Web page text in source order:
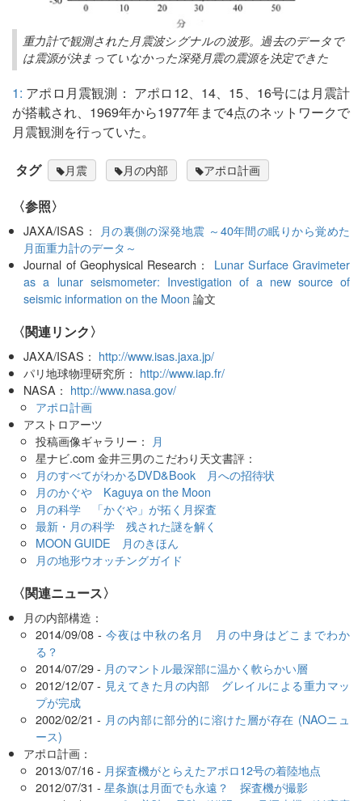
重力計で観測された月震波シグナルの波形。過去のデータで
は震源が決まっていなかった深発月震の震源を決定できた
1: アポロ月震観測： アポロ12、14、15、16号には月震計
が搭載され、1969年から1977年まで4点のネットワークで
月震観測を行っていた。
タグ 月震 月の内部 アポロ計画
〈参照〉
JAXA/ISAS：
月の裏側の深発地震 ～40年間の眠りから覚めた
月面重力計のデータ～
Journal of Geophysical Research： Lunar Surface Gravimeter
as a lunar seismometer: Investigation of a new source of
seismic information on the Moon 論文
〈関連リンク〉
JAXA/ISAS： http://www.isas.jaxa.jp/
パリ地球物理研究所： http://www.iap.fr/
NASA： http://www.nasa.gov/
アポロ計画
アストロアーツ
投稿画像ギャラリー：
月
星ナビ.com 金井三男のこだわり天文書評：
月のすべてがわかるDVD&Book 月への招待状
月のかぐや Kaguya on the Moon
月の科学 「かぐや」が拓く月探査
最新・月の科学 残された謎を解く
MOON GUIDE 月のきほん
月の地形ウオッチングガイド
〈関連ニュース〉
月の内部構造：
2014/09/08 -今夜は中秋の名月 月の中身はどこまでわか
る？
2014/07/29 - 月のマントル最深部に温かく軟らかい層
2012/12/07 - 見えてきた月の内部 グレイルによる重力マッ
プが完成
2002/02/21 - 月の内部に部分的に溶けた層が存在 (NAOニュ
ース)
アポロ計画：
2013/07/16 - 月探査機がとらえたアポロ12号の着陸地点
2012/07/31 - 星条旗は月面でも永遠？ 探査機が撮影